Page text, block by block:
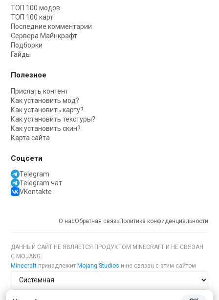
ТОП 100 модов
ТОП 100 карт
Последние комментарии
Сервера Майнкрафт
Подборки
Гайды
Полезное
Прислать контент
Как установить мод?
Как установить карту?
Как установить текстуры?
Как установить скин?
Карта сайта
Соцсети
Telegram
Telegram чат
VKontakte
О насОбратная связьПолитика конфиденциальности
ДАННЫЙ САЙТ НЕ ЯВЛЯЕТСЯ ПРОДУКТОМ MINECRAFT И НЕ СВЯЗАН
С MOJANG.
Minecraft принадлежит Mojang Studios и не связан с этим сайтом
Тема сайта